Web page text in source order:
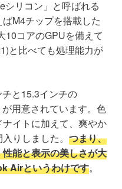
リコン」と呼ばれる
M4チップを搭載した
10コアのGPUを備えて
と比べても処理能力が
と15.3インチの
用意されています。色
イトに加えて、爽やか
りしました。つまり、
能と表示の美しさが大
Airというわけです。